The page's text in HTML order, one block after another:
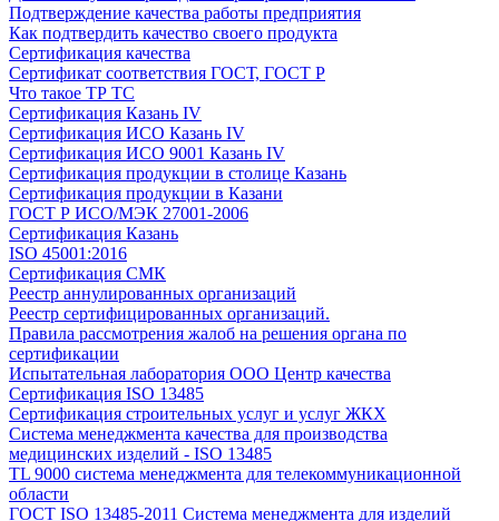
Подтверждение качества работы предприятия
Как подтвердить качество своего продукта
Сертификация качества
Сертификат соответствия ГОСТ, ГОСТ Р
Что такое ТР ТС
Сертификация Казань IV
Сертификация ИСО Казань IV
Сертификация ИСО 9001 Казань IV
Сертификация продукции в столице Казань
Сертификация продукции в Казани
ГОСТ Р ИСО/МЭК 27001-2006
Сертификация Казань
ISO 45001:2016
Сертификация СМК
Реестр аннулированных организаций
Реестр сертифицированных организаций.
Правила рассмотрения жалоб на решения органа по
сертификации
Испытательная лаборатория ООО Центр качества
Сертификация ISO 13485
Сертификация строительных услуг и услуг ЖКХ
Система менеджмента качества для производства
медицинских изделий - ISO 13485
TL 9000 система менеджмента для телекоммуникационной
области
ГОСТ ISO 13485-2011 Система менеджмента для изделий